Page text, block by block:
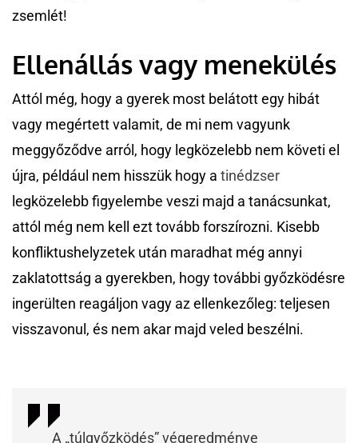
zsemlét!
Ellenállás vagy menekülés
Attól még, hogy a gyerek most belátott egy hibát
vagy megértett valamit, de mi nem vagyunk
meggyőződve arról, hogy legközelebb nem követi el
újra, például nem hisszük hogy a tinédzser
legközelebb figyelembe veszi majd a tanácsunkat,
attól még nem kell ezt tovább forszírozni. Kisebb
konfliktushelyzetek után maradhat még annyi
zaklatottság a gyerekben, hogy további győzködésre
ingerülten reagáljon vagy az ellenkezőleg: teljesen
visszavonul, és nem akar majd veled beszélni.
A „túlgyőzködés” végeredménye